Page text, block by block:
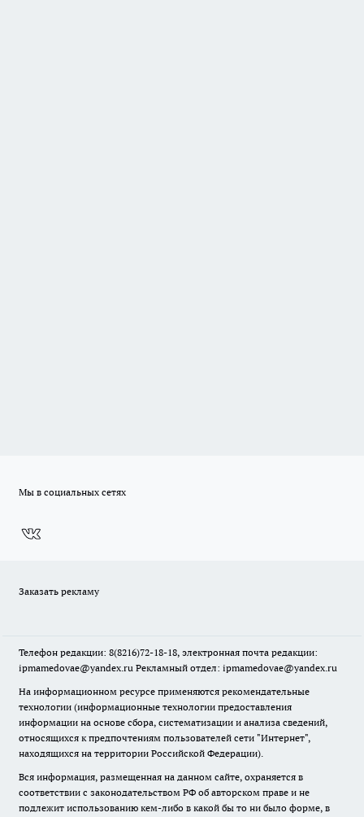
Мы в социальных сетях
Заказать рекламу
Телефон редакции: 8(8216)72-18-18, электронная почта редакции:
ipmamedovae@yandex.ru Рекламный отдел: ipmamedovae@yandex.ru
На информационном ресурсе применяются рекомендательные
технологии (информационные технологии предоставления
информации на основе сбора, систематизации и анализа сведений,
относящихся к предпочтениям пользователей сети "Интернет",
находящихся на территории Российской Федерации).
Вся информация, размещенная на данном сайте, охраняется в
соответствии с законодательством РФ об авторском праве и не
подлежит использованию кем-либо в какой бы то ни было форме, в